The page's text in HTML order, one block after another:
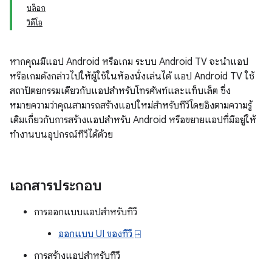
บล็อก
วิดีโอ
หากคุณมีแอป Android หรือเกม ระบบ Android TV จะนำแอป
หรือเกมดังกล่าวไปให้ผู้ใช้ในห้องนั่งเล่นได้ แอป Android TV ใช้
สถาปัตยกรรมเดียวกับแอปสำหรับโทรศัพท์และแท็บเล็ต ซึ่ง
หมายความว่าคุณสามารถสร้างแอปใหม่สำหรับทีวีโดยอิงตามความรู้
เดิมเกี่ยวกับการสร้างแอปสำหรับ Android หรือขยายแอปที่มีอยู่ให้
ทำงานบนอุปกรณ์ทีวีได้ด้วย
เอกสารประกอบ
การออกแบบแอปสำหรับทีวี
ออกแบบ UI ของทีวี ⍈
การสร้างแอปสำหรับทีวี